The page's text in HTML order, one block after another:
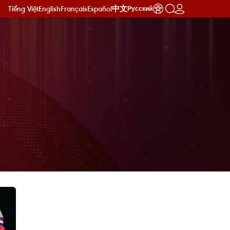
Tiếng ViệtEnglishFrançaisEspañol中文Русский